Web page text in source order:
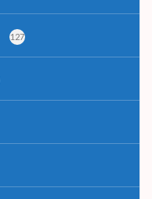
127